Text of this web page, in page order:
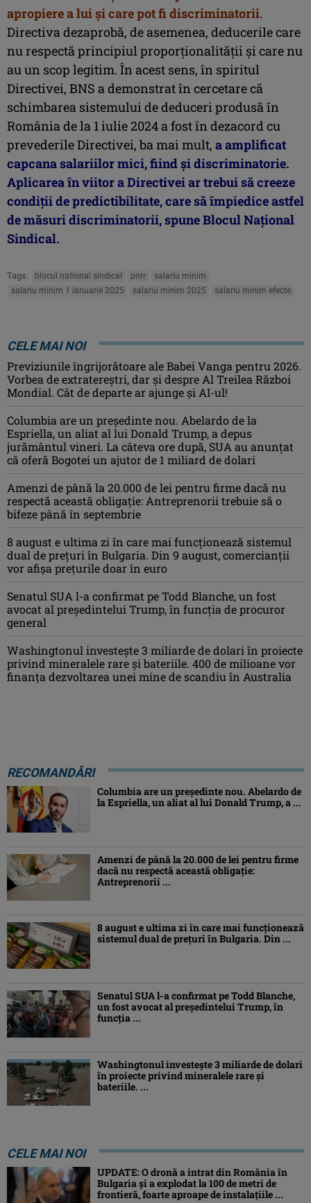
apropiere a lui și care pot fi discriminatorii.
Directiva dezaprobă, de asemenea, deducerile care
nu respectă principiul proporționalității și care nu
au un scop legitim. În acest sens, în spiritul
Directivei, BNS a demonstrat în cercetare că
schimbarea sistemului de deduceri produsă în
România de la 1 iulie 2024 a fost în dezacord cu
prevederile Directivei, ba mai mult, a amplificat
capcana salariilor mici, fiind și discriminatorie.
Aplicarea în viitor a Directivei ar trebui să creeze
condiții de predictibilitate, care să împiedice astfel
de măsuri discriminatorii, spune Blocul Naţional
Sindical.
Tags: blocul national sindical pnrr
salariu minim
salariu minim 1 ianuarie 2025
salariu minim 2025 salariu minim efecte
CELE MAI NOI
Previziunile îngrijorătoare ale Babei Vanga pentru 2026.
Vorbea de extratereștri, dar și despre Al Treilea Război
Mondial. Cât de departe ar ajunge și AI-ul!
Columbia are un președinte nou. Abelardo de la
Espriella, un aliat al lui Donald Trump, a depus
jurământul vineri. La câteva ore după, SUA au anunțat
că oferă Bogotei un ajutor de 1 miliard de dolari
Amenzi de până la 20.000 de lei pentru firme dacă nu
respectă această obligație: Antreprenorii trebuie să o
bifeze până în septembrie
8 august e ultima zi în care mai funcționează sistemul
dual de prețuri în Bulgaria. Din 9 august, comercianții
vor afișa prețurile doar în euro
Senatul SUA l-a confirmat pe Todd Blanche, un fost
avocat al președintelui Trump, în funcția de procuror
general
Washingtonul investește 3 miliarde de dolari în proiecte
privind mineralele rare și bateriile. 400 de milioane vor
finanța dezvoltarea unei mine de scandiu în Australia
RECOMANDĂRI
Columbia are un președinte nou. Abelardo de
la Espriella, un aliat al lui Donald Trump, a ...
Amenzi de până la 20.000 de lei pentru firme
dacă nu respectă această obligație:
Antreprenorii ...
8 august e ultima zi în care mai funcționează
sistemul dual de prețuri în Bulgaria. Din ...
Senatul SUA l-a confirmat pe Todd Blanche,
un fost avocat al președintelui Trump, în
funcția ...
Washingtonul investește 3 miliarde de dolari
în proiecte privind mineralele rare și
bateriile. ...
CELE MAI NOI
UPDATE: O dronă a intrat din România în
Bulgaria şi a explodat la 100 de metri de
frontieră, foarte aproape de instalațiile ...